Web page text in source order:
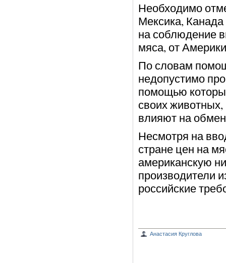
Необходимо
Мексика,
на соблюдение
мяса, от
По словам
недопустимо
помощью
своих животных,
влияют на
Несмотря на
стране цен на
американскую
производители
российские
Анастасия Круглова